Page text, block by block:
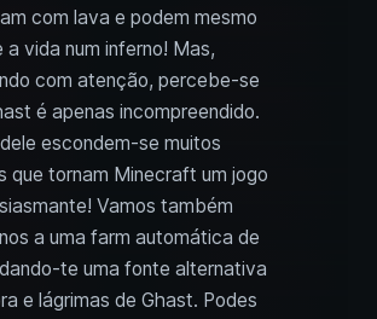
com lava e podem mesmo
vida num inferno! Mas,
com atenção, percebe-se
é apenas incompreendido.
escondem-se muitos
que tornam Minecraft um jogo
Vamos também
a uma farm automática de
te uma fonte alternativa
e lágrimas de Ghast. Podes